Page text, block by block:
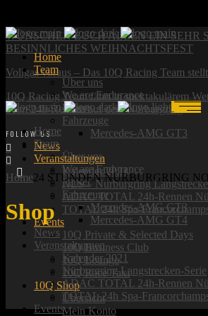
WÜNSCHEN EUCH ALLEN EIN SEHR
BESINNLICHES WEIHNACHTSFEST
Vollgas voraus – Das 10Q Racing Team
10Q Racing Team fährt in spektakulärem
beim 24h-Rennen auf dem Nürburgring
FOLLOW US:
Home
Team
Über uns
We are Endurance
Fahrer
Fahrzeuge
Mercedes-AMG GT3
News
Veranstaltungen
Kalender 2021
NLS – Nürburgring
ADAC TOTAL 24h-Rennen
TOTAL 24h Spa-
Events
10Q Private & Selected Days
10Q Business Club
10Q Lounge
10Q Race Taxi
10Q Shop
Übersicht
Mein Konto
Home
Team
Über uns
We are Endurance
Fahrer
Fahrzeuge
Mercedes-AMG GT3
Mercedes-AMG GT4
News
Veranstaltungen
Kalender 2021
Nürburgring Langstrecken-Serie
ADAC TOTAL 24h-Rennen
TOTAL 24h Spa-
Events
Home24 STUNDEN NÜRBURGRING
Shop